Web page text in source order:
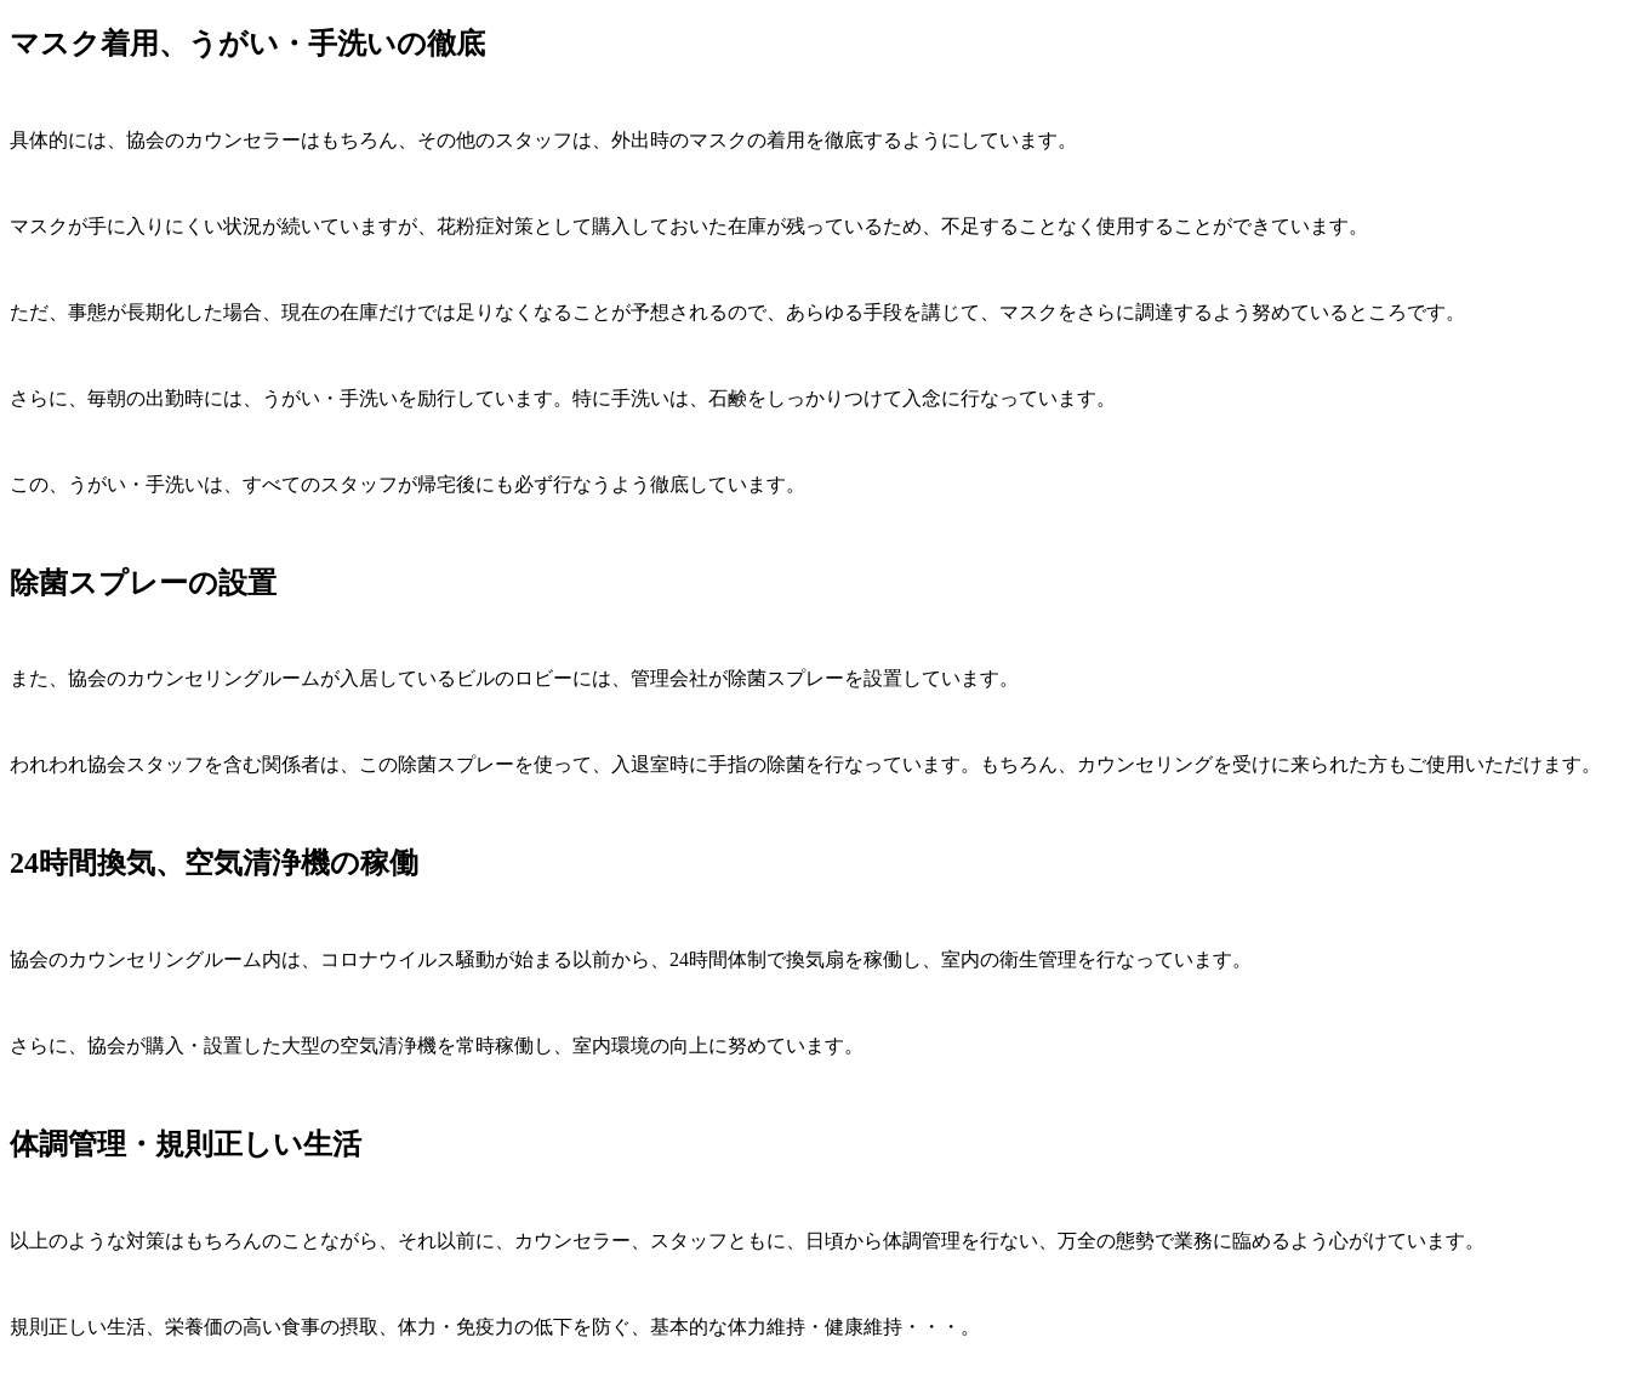
マスク着用、うがい・手洗いの徹底
具体的には、協会のカウンセラーはもちろん、その他のスタッフは、外出時のマスクの着用を徹底するようにしています。
マスクが手に入りにくい状況が続いていますが、花粉症対策として購入しておいた在庫が残っているため、不足することなく使用することができています。
ただ、事態が長期化した場合、現在の在庫だけでは足りなくなることが予想されるので、あらゆる手段を講じて、マスクをさらに調達するよう努めているところです。
さらに、毎朝の出勤時には、うがい・手洗いを励行しています。特に手洗いは、石鹸をしっかりつけて入念に行なっています。
この、うがい・手洗いは、すべてのスタッフが帰宅後にも必ず行なうよう徹底しています。
除菌スプレーの設置
また、協会のカウンセリングルームが入居しているビルのロビーには、管理会社が除菌スプレーを設置しています。
われわれ協会スタッフを含む関係者は、この除菌スプレーを使って、入退室時に手指の除菌を行なっています。もちろん、カウンセリングを受けに来られた方もご使用いただけます。
24時間換気、空気清浄機の稼働
協会のカウンセリングルーム内は、コロナウイルス騒動が始まる以前から、24時間体制で換気扇を稼働し、室内の衛生管理を行なっています。
さらに、協会が購入・設置した大型の空気清浄機を常時稼働し、室内環境の向上に努めています。
体調管理・規則正しい生活
以上のような対策はもちろんのことながら、それ以前に、カウンセラー、スタッフともに、日頃から体調管理を行ない、万全の態勢で業務に臨めるよう心がけています。
規則正しい生活、栄養価の高い食事の摂取、体力・免疫力の低下を防ぐ、基本的な体力維持・健康維持・・・。